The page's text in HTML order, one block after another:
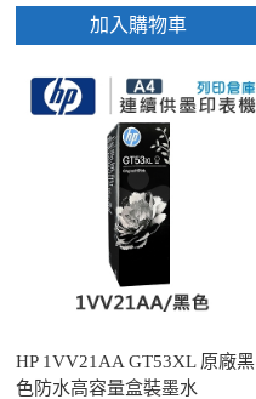
加入購物車
HP 1VV21AA GT53XL 原廠黑
色防水高容量盒裝墨水